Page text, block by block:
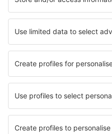
Lentoyhtiöt
FlexFlight
Lufthansa
Wizz Air
Norwegian
KLM